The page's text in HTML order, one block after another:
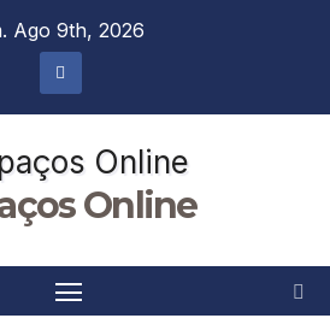
Ago 9th, 2026
Online